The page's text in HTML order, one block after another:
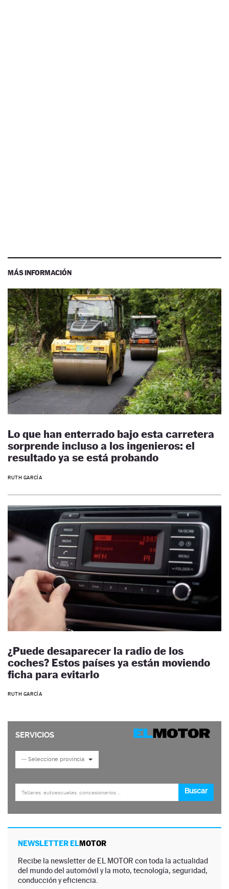
MÁS INFORMACIÓN
Lo que han enterrado bajo esta carretera
sorprende incluso a los ingenieros: el
resultado ya se está probando
RUTH GARCÍA
¿Puede desaparecer la radio de los
coches? Estos países ya están moviendo
ficha para evitarlo
RUTH GARCÍA
NEWSLETTER ELMOTOR
Recibe la newsletter de EL MOTOR con toda la actualidad
del mundo del automóvil y la moto, tecnología, seguridad,
conducción y eficiencia.